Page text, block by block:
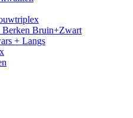
Bruin+Zwart
+ Langs